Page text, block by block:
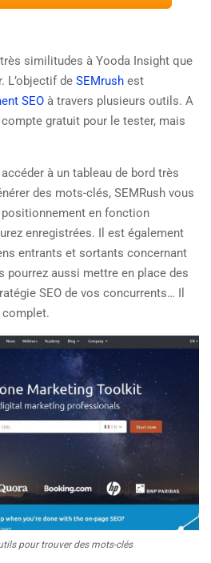
très similitudes à Yooda Insight que
L’objectif de SEMrush est
SEO à travers plusieurs outils. A
gratuit pour le tester, mais
à un tableau de bord très
des mots-clés, SEMRush vous
en fonction
enregistrées. Il est également
entrants et sortants concernant
pourrez aussi mettre en place des
SEO de vos concurrents… Il
complet.
pour trouver des mots-clés